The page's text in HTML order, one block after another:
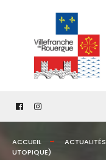
content
ACCUEIL ACTUALITÉS
UTOPIQUE)